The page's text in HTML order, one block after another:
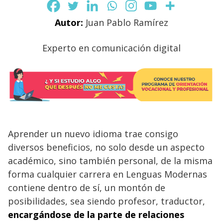
Autor: Juan Pablo Ramírez
Experto en comunicación digital
Aprender un nuevo idioma trae consigo
diversos beneficios, no solo desde un aspecto
académico, sino también personal, de la misma
forma cualquier carrera en Lenguas Modernas
contiene dentro de sí, un montón de
posibilidades, sea siendo profesor, traductor,
encargándose de la parte de relaciones